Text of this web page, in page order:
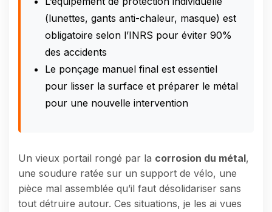
(lunettes, gants anti-chaleur, masque) est
obligatoire selon l’INRS pour éviter 90%
des accidents
Le ponçage manuel final est essentiel
pour lisser la surface et préparer le métal
pour une nouvelle intervention
Un vieux portail rongé par la corrosion du métal,
une soudure ratée sur un support de vélo, une
pièce mal assemblée qu’il faut désolidariser sans
tout détruire autour. Ces situations, je les ai vues